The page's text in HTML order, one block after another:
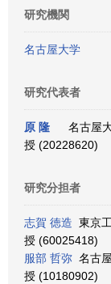
研究機関
名古屋大学
研究代表者
原 隆
名古屋
授 (20228620)
研究分担者
志賀 徳造 東京
授 (60025418)
服部 哲弥 名古
授 (10180902)